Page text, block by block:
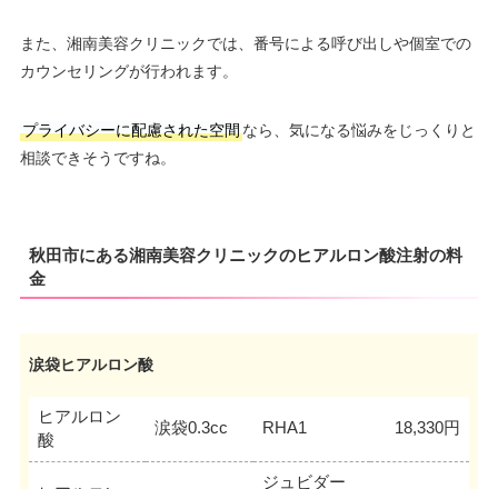
また、湘南美容クリニックでは、番号による呼び出しや個室での
カウンセリングが行われます。
プライバシーに配慮された空間なら、気になる悩みをじっくりと
相談できそうですね。
秋田市にある湘南美容クリニックのヒアルロン酸注射の料
金
涙袋ヒアルロン酸
ヒアルロン
酸
涙袋0.3cc RHA1 18,330円
ジュビダー